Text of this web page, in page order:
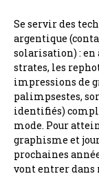
Se servir des
argentique
solarisation) : en
strates, les
impressions de
palimpsestes,
identifiés)
mode. Pour
graphisme et
prochaines
vont entrer dans